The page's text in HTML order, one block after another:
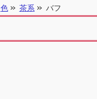
色 茶系 バフ